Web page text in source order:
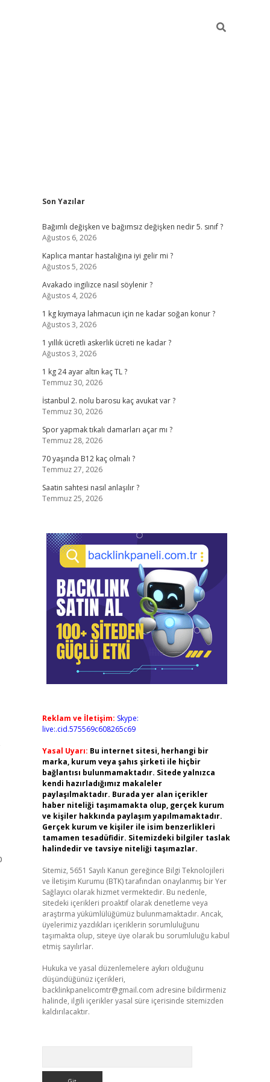
Sidebar
Son Yazılar
Bağımlı değişken ve bağımsız değişken nedir 5. sınıf ?
Ağustos 6, 2026
Kaplıca mantar hastalığına iyi gelir mi ?
Ağustos 5, 2026
Avakado ingilizce nasıl söylenir ?
Ağustos 4, 2026
1 kg kıymaya lahmacun için ne kadar soğan konur ?
Ağustos 3, 2026
1 yıllık ücretli askerlik ücreti ne kadar ?
Ağustos 3, 2026
1 kg 24 ayar altın kaç TL ?
Temmuz 30, 2026
İstanbul 2. nolu barosu kaç avukat var ?
Temmuz 30, 2026
Spor yapmak tıkalı damarları açar mı ?
Temmuz 28, 2026
70 yaşında B12 kaç olmalı ?
Temmuz 27, 2026
Saatin sahtesi nasıl anlaşılır ?
Temmuz 25, 2026
Reklam ve İletişim: Skype:
live:.cid.575569c608265c69
Yasal Uyarı: Bu internet sitesi, herhangi bir
marka, kurum veya şahıs şirketi ile hiçbir
bağlantısı bulunmamaktadır. Sitede yalnızca
kendi hazırladığımız makaleler
paylaşılmaktadır. Burada yer alan içerikler
haber niteliği taşımamakta olup, gerçek kurum
ve kişiler hakkında paylaşım yapılmamaktadır.
Gerçek kurum ve kişiler ile isim benzerlikleri
tamamen tesadüfidir. Sitemizdeki bilgiler taslak
halindedir ve tavsiye niteliği taşımazlar.
Sitemiz, 5651 Sayılı Kanun gereğince Bilgi Teknolojileri
ve İletişim Kurumu (BTK) tarafından onaylanmış bir Yer
Sağlayıcı olarak hizmet vermektedir. Bu nedenle,
sitedeki içerikleri proaktif olarak denetleme veya
araştırma yükümlülüğümüz bulunmamaktadır. Ancak,
üyelerimiz yazdıkları içeriklerin sorumluluğunu
taşımakta olup, siteye üye olarak bu sorumluluğu kabul
etmiş sayılırlar.
Hukuka ve yasal düzenlemelere aykırı olduğunu
düşündüğünüz içerikleri,
backlinkpanelicomtr@gmail.com adresine bildirmeniz
halinde, ilgili içerikler yasal süre içerisinde sitemizden
kaldırılacaktır.